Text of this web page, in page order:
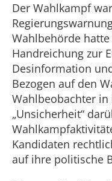
Der Wahlkampf
Wahlbehörde
Handreichung zur
Desinformation
Bezogen auf den
Wahlbeobachter
„Unsicherheit“
Kandidaten
auf ihre politische